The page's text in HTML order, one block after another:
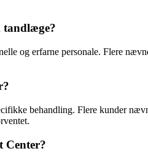
tandlæge?
og erfarne personale. Flere
behandling. Flere kunder
Center?